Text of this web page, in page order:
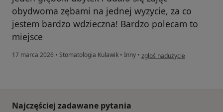
obydwoma zębami na jednej wyzycie, za co
jestem bardzo wdzieczna! Bardzo polecam to
miejsce
17 marca 2026 • Stomatologia Kulawik • Inny • w opinii użytkownika Mm
zgłoś nadużycie
Najczęściej zadawane pytania